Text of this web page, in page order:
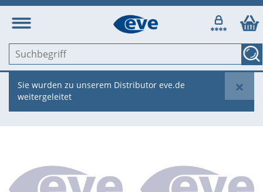
×
Sie wurden zu unserem Distributor eve.de
weitergeleitet